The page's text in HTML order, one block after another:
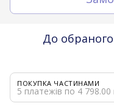
До обраного
ПОКУПКА ЧАСТИНАМИ
5 платежів по 4 798.00